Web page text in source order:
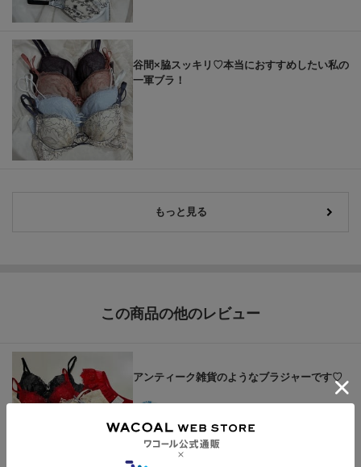
谷間×脇スッキリ♡本当におすすめしたい私の
一軍ブラ！
もっと見る
この商品の他のレビュー
アンティーク雑貨のようなブラジャーです♡